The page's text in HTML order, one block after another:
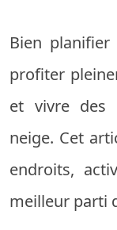
Bien
profiter
et vivre des
neige. Cet
endroits,
meilleur parti